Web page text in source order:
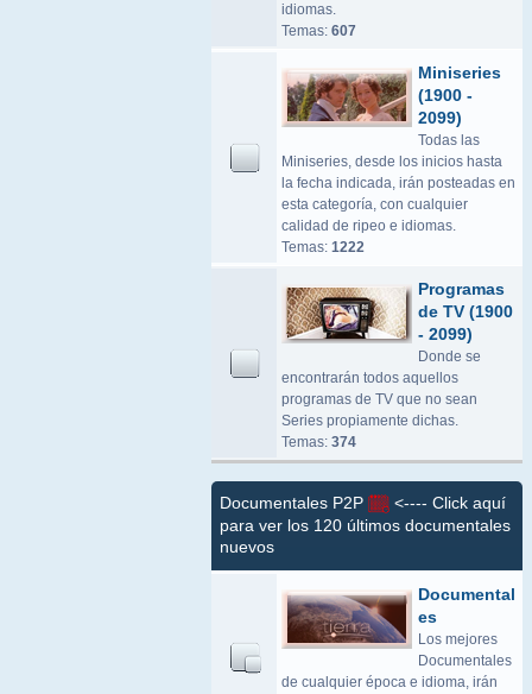
idiomas.
Temas: 607
Miniseries
(1900 -
2099)
Todas las
Miniseries, desde los inicios hasta
la fecha indicada, irán posteadas en
esta categoría, con cualquier
calidad de ripeo e idiomas.
Temas: 1222
Programas
de TV (1900
- 2099)
Donde se
encontrarán todos aquellos
programas de TV que no sean
Series propiamente dichas.
Temas: 374
Documentales P2P
<---- Click aquí
para ver los 120 últimos documentales
nuevos
Documental
es
Los mejores
Documentales
de cualquier época e idioma, irán